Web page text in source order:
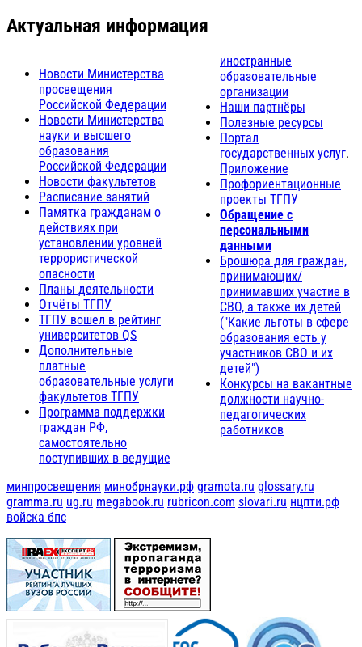
Актуальная информация
Новости Министерства
просвещения
Российской Федерации
Новости Министерства
науки и высшего
образования
Российской Федерации
Новости факультетов
Расписание занятий
Памятка гражданам о
действиях при
установлении уровней
террористической
опасности
Планы деятельности
Отчёты ТГПУ
ТГПУ вошел в рейтинг
университетов QS
Дополнительные
платные
образовательные услуги
факультетов ТГПУ
Программа поддержки
граждан РФ,
самостоятельно
поступивших в ведущие
иностранные
образовательные
организации
Наши партнёры
Полезные ресурсы
Портал
государственных услуг.
Приложение
Профориентационные
проекты ТГПУ
Обращение с
персональными
данными
Брошюра для граждан,
принимающих/
принимавших участие в
СВО, а также их детей
("Какие льготы в сфере
образования есть у
участников СВО и их
детей")
Конкурсы на вакантные
должности научно-
педагогических
работников
минпросвещения минобрнауки.рф gramota.ru glossary.ru
gramma.ru ug.ru megabook.ru rubricon.com slovari.ru нцпти.рф
войска бпс